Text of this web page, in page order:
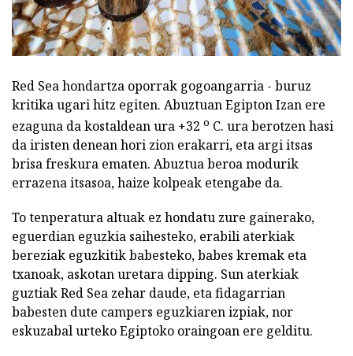
Red Sea hondartza oporrak gogoangarria - buruz
kritika ugari hitz egiten. Abuztuan Egipton Izan ere
ezaguna da kostaldean ura +32 o C. ura berotzen hasi
da iristen denean hori zion erakarri, eta argi itsas
brisa freskura ematen. Abuztua beroa modurik
errazena itsasoa, haize kolpeak etengabe da.
To tenperatura altuak ez hondatu zure gainerako,
eguerdian eguzkia saihesteko, erabili aterkiak
bereziak eguzkitik babesteko, babes kremak eta
txanoak, askotan uretara dipping. Sun aterkiak
guztiak Red Sea zehar daude, eta fidagarrian
babesten dute campers eguzkiaren izpiak, nor
eskuzabal urteko Egiptoko oraingoan ere gelditu.